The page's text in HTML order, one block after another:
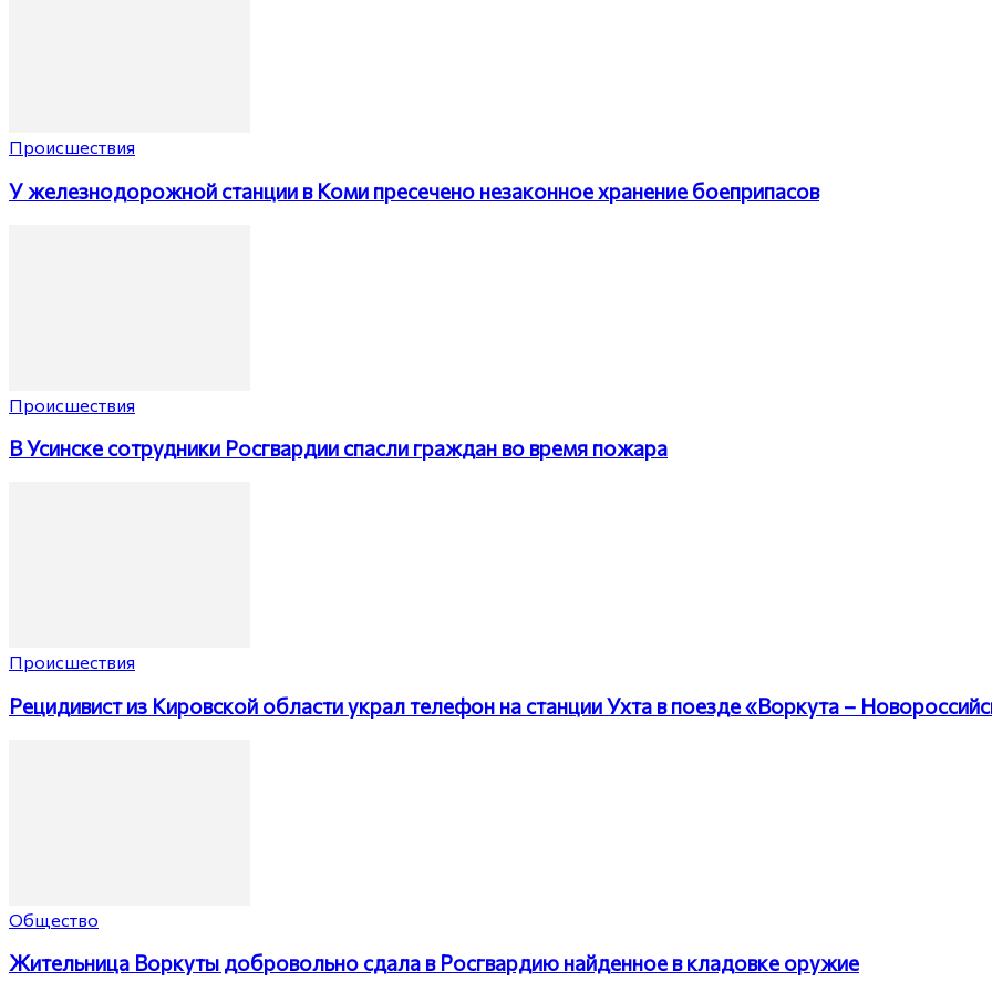
Происшествия
У железнодорожной станции в Коми пресечено незаконное хранение боеприпасов
Происшествия
В Усинске сотрудники Росгвардии спасли граждан во время пожара
Происшествия
Рецидивист из Кировской области украл телефон на станции Ухта в поезде «Воркута –
Общество
Жительница Воркуты добровольно сдала в Росгвардию найденное в кладовке оружие